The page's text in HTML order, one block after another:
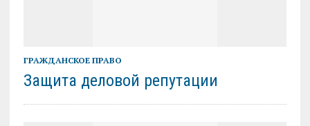
ГРАЖДАНСКОЕ ПРАВО
Защита деловой репутации